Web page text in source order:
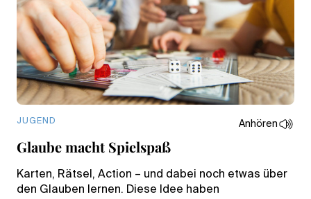
JUGEND Anhören
Glaube macht Spielspaß
Karten, Rätsel, Action – und dabei noch etwas über
den Glauben lernen. Diese Idee haben